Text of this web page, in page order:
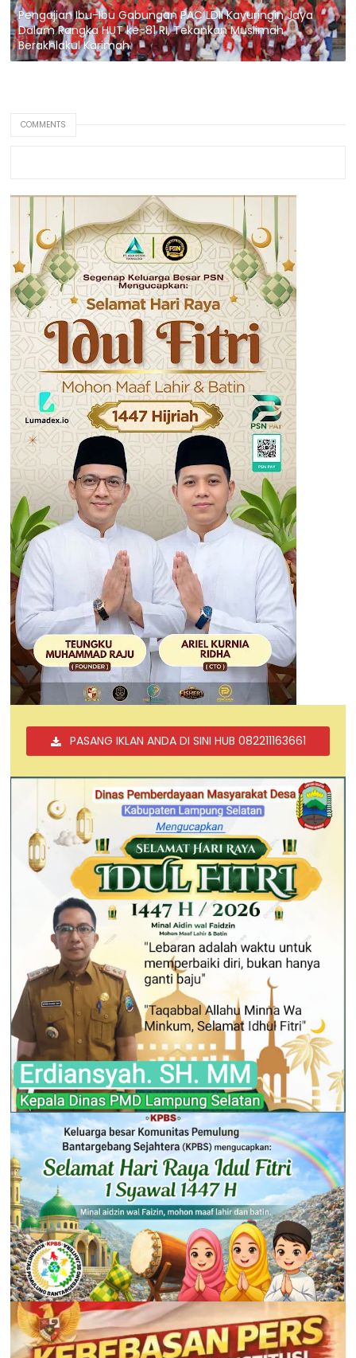
Pengajian Ibu-Ibu Gabungan PAC LDII Kayuringin Jaya
Dalam Rangka HUT ke-81 RI, Tekankan Muslimah
Berakhlakul Karimah
COMMENTS
PASANG IKLAN ANDA DI SINI HUB 082211163661